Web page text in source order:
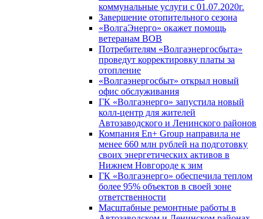
коммунальные услуги с 01.07.2020г.
Завершение отопительного сезона
«ВолгаЭнерго» окажет помощь
ветеранам ВОВ
Потребителям «Волгаэнергосбыта»
проведут корректировку платы за
отопление
«Волгаэнергосбыт» открыл новый
офис обслуживания
ГК «Волгаэнерго» запустила новый
колл-центр для жителей
Автозаводского и Ленинского районов
Компания En+ Group направила не
менее 660 млн рублей на подготовку
своих энергетических активов в
Нижнем Новгороде к зим
ГК «Волгаэнерго» обеспечила теплом
более 95% объектов в своей зоне
ответственности
Масштабные ремонтные работы в